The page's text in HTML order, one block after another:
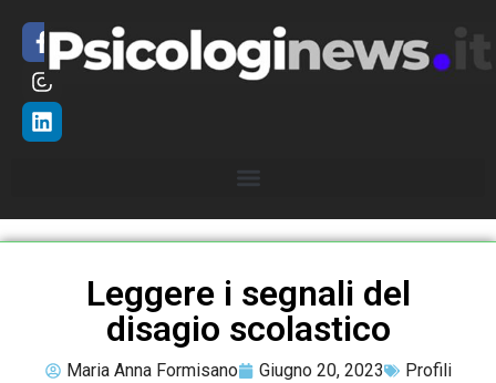
Leggere i segnali del
disagio scolastico
Maria Anna Formisano Giugno 20, 2023 Profili